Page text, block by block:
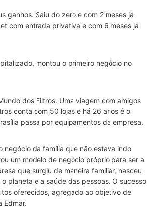
ganhos. Saiu do zero e com 2 meses já
com entrada privativa e com 6 meses já
montou o primeiro negócio no
dos Filtros. Uma viagem com amigos
conta com 50 lojas e há 26 anos é o
passa por equipamentos da empresa.
negócio da família que não estava indo
um modelo de negócio próprio para ser a
que surgiu de maneira familiar, nasceu
planeta e a saúde das pessoas. O sucesso
oferecidos, agregado ao objetivo de
Edmar.